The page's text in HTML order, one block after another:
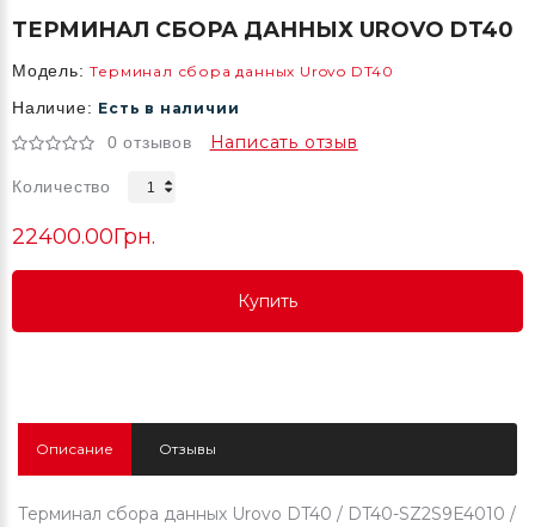
ТЕРМИНАЛ СБОРА ДАННЫХ UROVO DT40
Модель: Терминал сбора данных Urovo DT40
Наличие: Есть в наличии
0 отзывов Написать отзыв
Количество
22400.00Грн.
Купить
Купить
Описание Отзывы
Терминал сбора данных Urovo DT40 / DT40-SZ2S9E4010 /